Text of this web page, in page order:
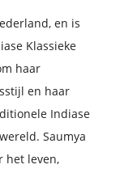
en is
Klassieke
haar
en haar
Indiase
Saumya
het leven,